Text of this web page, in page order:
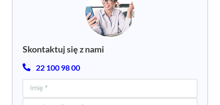
Skontaktuj się z nami
22 100 98 00